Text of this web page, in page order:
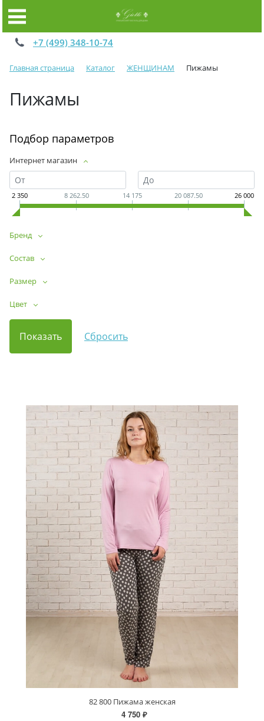
+7 (499) 348-10-74
Главная страница Каталог ЖЕНЩИНАМ Пижамы
Пижамы
Подбор параметров
Интернет магазин
2 350 8 262.50 14 175 20 087.50 26 000
Бренд
Состав
Размер
Цвет
82 800 Пижама женская
4 750 ₽